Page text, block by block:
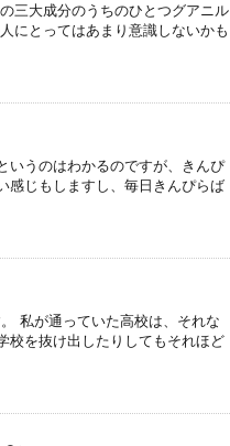
三大成分のうちのひとつグアニル
にとってはあまり意識しないかも
いうのはわかるのですが、きんぴ
感じもしますし、毎日きんぴらば
私が通っていた高校は、それな
校を抜け出したりしてもそれほど